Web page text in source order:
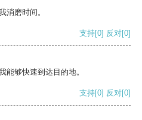
消磨时间。
支持[0] 反对[0]
能够快速到达目的地。
支持[0] 反对[0]